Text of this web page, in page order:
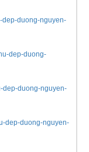
dep-duong-nguyen-
dep-duong-
dep-duong-nguyen-
dep-duong-nguyen-